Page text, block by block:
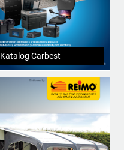
Katalog Carbest